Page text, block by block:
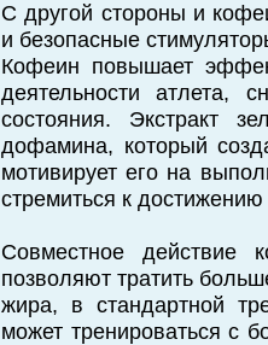
С другой стороны и
и безопасные
Кофеин повышает
деятельности атлета,
состояния. Экстракт
дофамина, который
мотивирует его на
стремиться к
Совместное действие
позволяют тратить
жира, в стандартной
может тренироваться с